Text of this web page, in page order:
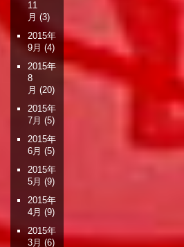
11
月 (3)
2015年
9月 (4)
2015年
8
月 (20)
2015年
7月 (5)
2015年
6月 (5)
2015年
5月 (9)
2015年
4月 (9)
2015年
3月 (6)